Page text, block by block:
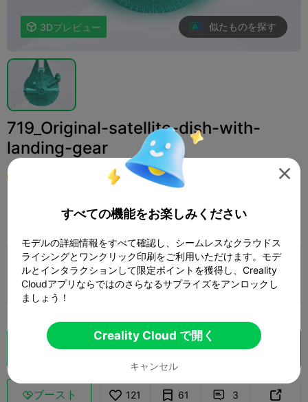
 3Dプレビュー 似たものを探す
719_Original-satellite-dish-with-
landing-gear
user5023981569
追加 ミニチュア 
印刷設定を追加
さらにポイントを獲得
クラウドスライス Creality Cloud で開く
ブースト 121 61  3 

すべての機能をお楽しみください
モデルの詳細情報をすべて確認し、シームレスなクラウドス
ライシングとワンクリック印刷をご利用いただけます。モデ
ルとインタラクションして限定ポイントを獲得し、Creality
Cloudアプリならではのさらなるサプライズをアンロックし
ましょう！
Creality Cloud で開く
キャンセル